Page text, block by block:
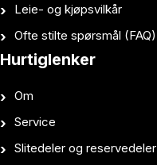
Leie- og kjøpsvilkår
Ofte stilte spørsmål (FAQ)
Hurtiglenker
Om
Service
Slitedeler og reservedeler